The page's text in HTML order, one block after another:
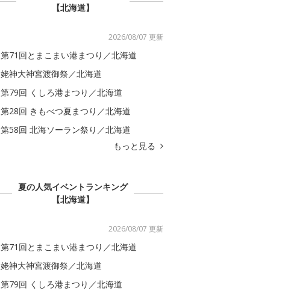
【北海道】
2026/08/07 更新
第71回とまこまい港まつり／北海道
姥神大神宮渡御祭／北海道
第79回 くしろ港まつり／北海道
第28回 きもべつ夏まつり／北海道
第58回 北海ソーラン祭り／北海道
もっと見る
夏の人気イベントランキング
【北海道】
2026/08/07 更新
第71回とまこまい港まつり／北海道
姥神大神宮渡御祭／北海道
第79回 くしろ港まつり／北海道